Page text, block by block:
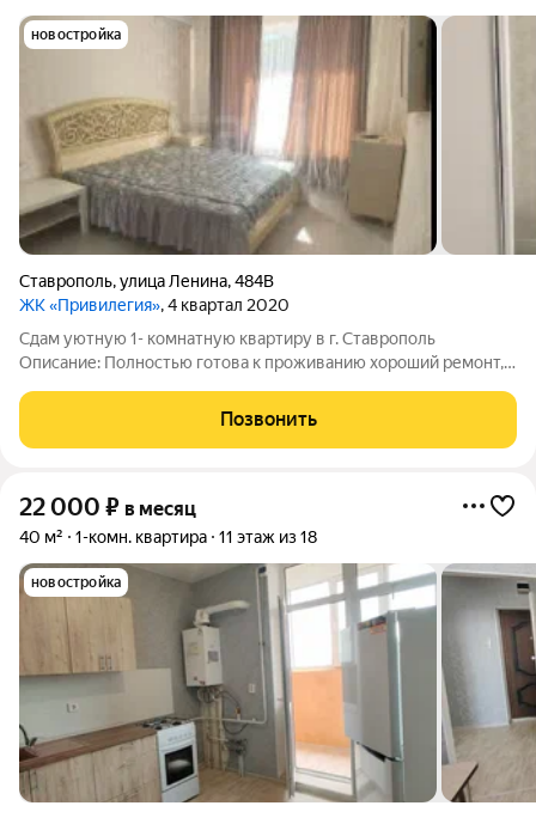
новостройка
Ставрополь,улица Ленина,484В
ЖК «Привилегия», 4 квартал 2020
Сдам уютную 1- комнатную квартиру в г. Ставрополь
Описание: Полностью готова к проживанию хороший ремонт,
Стиральная машина, холодильник, ТВ, интернет,
микроволновая печь, кондиционер
Позвонить
22 000 ₽ в месяц
40 м² 1-комн. квартира 11 этаж из 18
новостройка